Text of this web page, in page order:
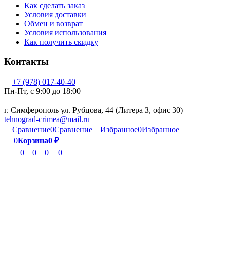
Как сделать заказ
Условия доставки
Обмен и возврат
Условия использования
Как получить скидку
Контакты
+7 (978) 017-40-40
Пн-Пт, c 9:00 до 18:00
г. Симферополь ул. Рубцова, 44 (Литера З, офис 30)
tehnograd-crimea@mail.ru
Сравнение0Сравнение Избранное0Избранное
0Корзина0 ₽
0
0 0 0